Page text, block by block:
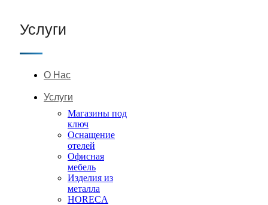
Услуги
О Нас
Услуги
Магазины под
ключ
Оснащение
отелей
Офисная
мебель
Изделия из
металла
HORECA